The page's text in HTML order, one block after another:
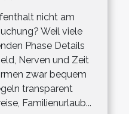
nicht am
Weil viele
Phase Details
Nerven und Zeit
zwar bequem
transparent
Familienurlaub...